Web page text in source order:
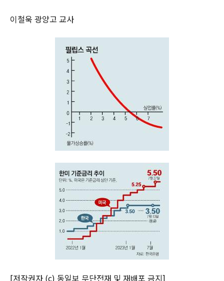
이철욱 광양고 교사
[저작권자 (c) 동일보 무단전재 및 재배포 금지]